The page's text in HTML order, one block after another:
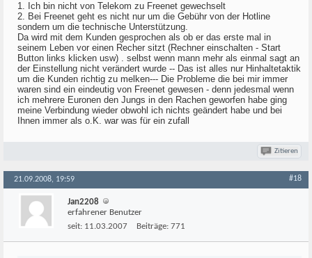
1. Ich bin nicht von Telekom zu Freenet gewechselt
2. Bei Freenet geht es nicht nur um die Gebühr von der Hotline
sondern um die technische Unterstützung.
Da wird mit dem Kunden gesprochen als ob er das erste mal in
seinem Leben vor einen Recher sitzt (Rechner einschalten - Start
Button links klicken usw) . selbst wenn mann mehr als einmal sagt an
der Einstellung nicht verändert wurde -- Das ist alles nur Hinhaltetaktik
um die Kunden richtig zu melken--- Die Probleme die bei mir immer
waren sind ein eindeutig von Freenet gewesen - denn jedesmal wenn
ich mehrere Euronen den Jungs in den Rachen geworfen habe ging
meine Verbindung wieder obwohl ich nichts geändert habe und bei
Ihnen immer als o.K. war was für ein zufall
Zitieren
21.09.2008, 19:59 #18
Jan2208
erfahrener Benutzer
seit: 11.03.2007 Beiträge: 771